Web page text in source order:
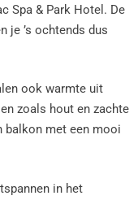
Spa & Park Hotel. De
je ’s ochtends dus
ook warmte uit
zoals hout en zachte
balkon met een mooi
in het